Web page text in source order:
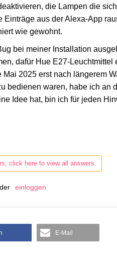
die Lampen die
aus der Alexa-App
wie gewohnt.
bei meiner Installation
dafür Hue E27-Leuchtmittel
2025 erst nach längerem
bedienen waren, habe ich an
Idee hat, bin ich für jeden
click here to view all answers.
einloggen
E-Mail